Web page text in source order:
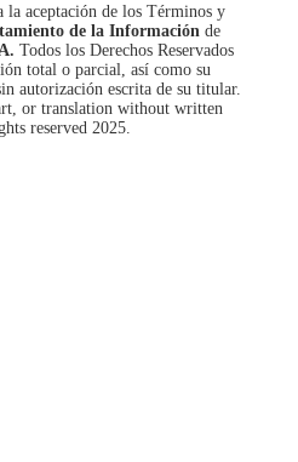
aceptación de los Términos y
de la Información de
Todos los Derechos Reservados
total o parcial, así como su
autorización escrita de su titular.
or translation without written
reserved 2025.